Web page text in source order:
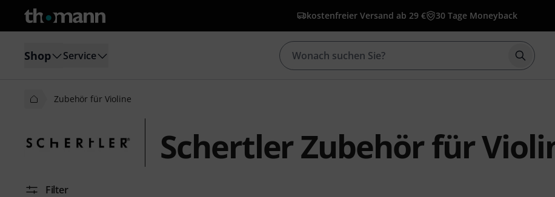
kostenfreier Versand ab 29 € 30 Tage Moneyback
Shop Service Suche
Zubehör für Violine
Schertler Zubehör für
Filter